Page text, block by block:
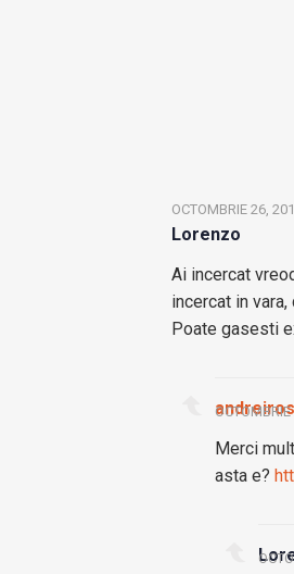
Lorenzo
OCTOMBRIE 26,
Ai incercat
incercat in
Poate gasesti
Merci
asta e?